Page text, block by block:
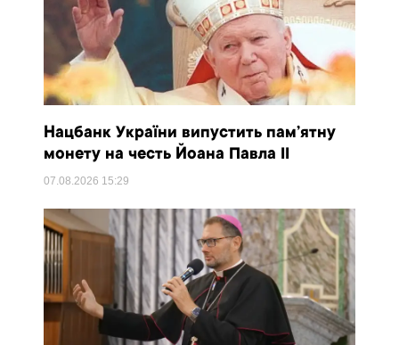
Нацбанк України випустить пам’ятну
монету на честь Йоана Павла II
07.08.2026 15:29